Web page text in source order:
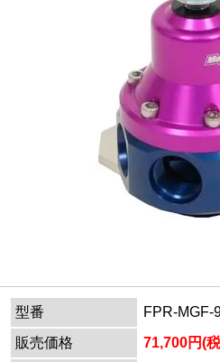
型番
FPR-MGF-
販売価格
71,700円(